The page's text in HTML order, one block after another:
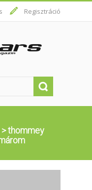
Regisztráció
>thommey